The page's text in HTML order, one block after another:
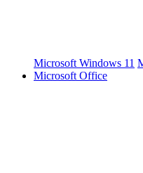
Microsoft Windows 11
Microsoft Office